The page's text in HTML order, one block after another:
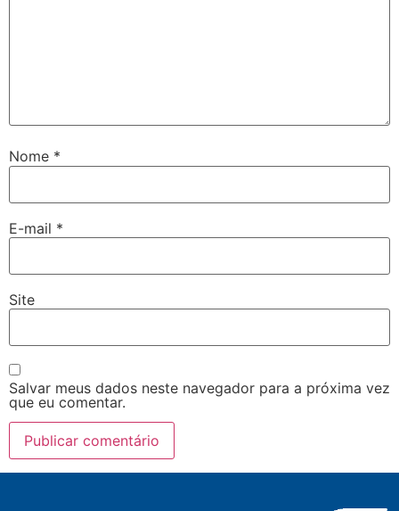
Nome *
E-mail *
Site
Salvar meus dados neste navegador para a próxima vez
que eu comentar.